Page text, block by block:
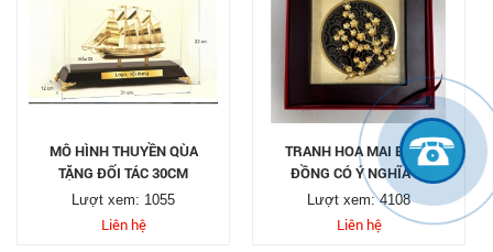
MÔ HÌNH THUYỀN QÙA
TẶNG ĐỐI TÁC 30CM
Lượt xem: 1055
Liên hệ
TRANH HOA MAI BẰNG
ĐỒNG CÓ Ý NGHĨA GÌ
Lượt xem: 4108
Liên hệ